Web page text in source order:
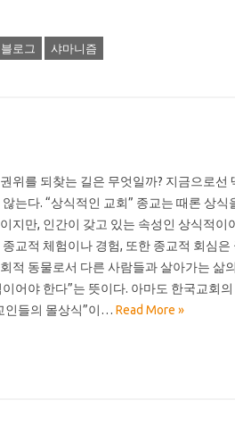
블로그 샤마니즘
위를 되찾는 길은 무엇일까? 지금으로선
는다. “상식적인 교회” 종교는 때론 상식
지만, 인간이 갖고 있는 속성인 상식적이
교적 체험이나 경험, 또한 종교적 회심은
적 동물로서 다른 사람들과 살아가는 삶
어야 한다”는 뜻이다. 아마도 한국교회
인들의 몰상식”이… Read More »